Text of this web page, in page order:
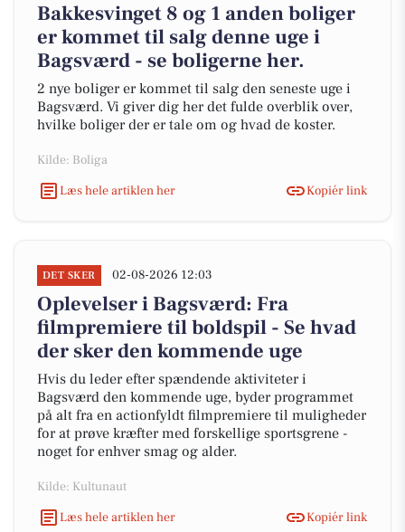
Bakkesvinget 8 og 1 anden boliger
er kommet til salg denne uge i
Bagsværd - se boligerne her.
2 nye boliger er kommet til salg den seneste uge i
Bagsværd. Vi giver dig her det fulde overblik over,
hvilke boliger der er tale om og hvad de koster.
Kilde: Boliga
Læs hele artiklen her
Kopiér link
DET SKER 02-08-2026 12:03
Oplevelser i Bagsværd: Fra
filmpremiere til boldspil - Se hvad
der sker den kommende uge
Hvis du leder efter spændende aktiviteter i
Bagsværd den kommende uge, byder programmet
på alt fra en actionfyldt filmpremiere til muligheder
for at prøve kræfter med forskellige sportsgrene -
noget for enhver smag og alder.
Kilde: Kultunaut
Læs hele artiklen her
Kopiér link